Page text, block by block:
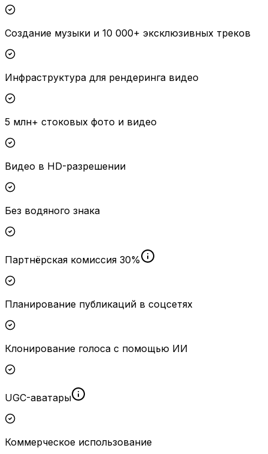
Создание музыки и 10 000+ эксклюзивных треков
Инфраструктура для рендеринга видео
5 млн+ стоковых фото и видео
Видео в HD-разрешении
Без водяного знака
Партнёрская комиссия 30%
Планирование публикаций в соцсетях
Клонирование голоса с помощью ИИ
UGC-аватары
Коммерческое использование